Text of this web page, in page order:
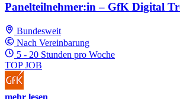
Panelteilnehmer:in – GfK Digital
Bundesweit
Nach Vereinbarung
5 - 20 Stunden pro Woche
TOP JOB
mehr lesen